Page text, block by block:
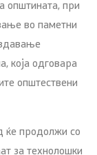
општината, при
во паметни
која одговара
општествени
ќе продолжи со
за технолошки